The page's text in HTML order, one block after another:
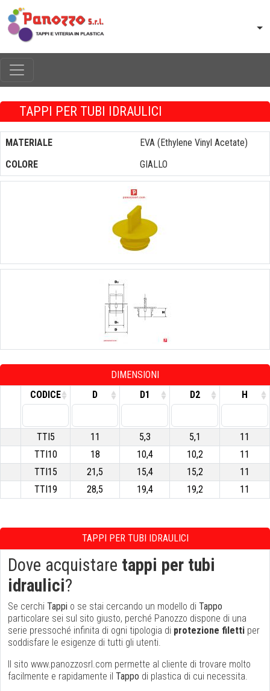
TAPPI PER TUBI IDRAULICI
MATERIALE
EVA (Ethylene Vinyl Acetate)
COLORE
GIALLO
DIMENSIONI
CODICE
D D1 D2 H
TTI5 11 5,3 5,1
11
TTI10
18 10,4 10,2
11
TTI15
21,5 15,4 15,2
11
TTI19
28,5 19,4 19,2 11
TAPPI PER TUBI IDRAULICI
Dove acquistare tappi per tubi
idraulici?
Se cerchi Tappi o se stai cercando un modello di Tappo
particolare sei sul sito giusto, perché Panozzo dispone di una
serie pressoché infinita di ogni tipologia di protezione filetti per
soddisfare le esigenze di tutti gli utenti.
Il sito www.panozzosrl.com permette al cliente di trovare molto
facilmente e rapidamente il Tappo di plastica di cui necessita.